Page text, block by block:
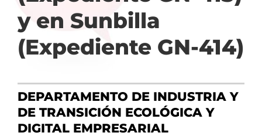
y en Sunbilla
(Expediente GN-414)
DEPARTAMENTO DE INDUSTRIA Y
DE TRANSICIÓN ECOLÓGICA Y
DIGITAL EMPRESARIAL